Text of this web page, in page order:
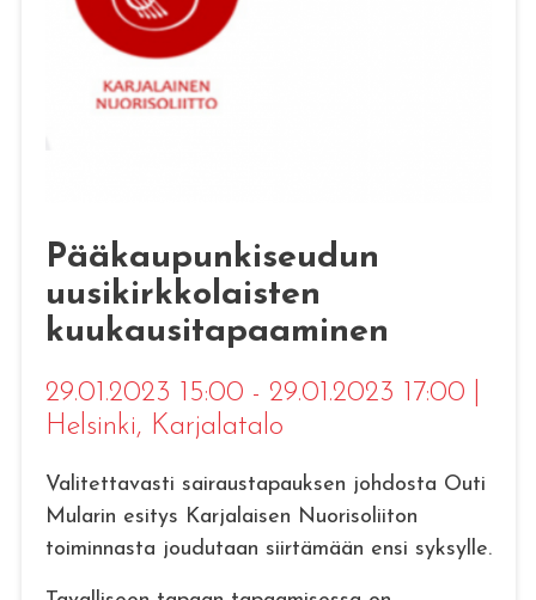
Pääkaupunkiseudun
uusikirkkolaisten
kuukausitapaaminen
29.01.2023 15:00 - 29.01.2023 17:00
Helsinki, Karjalatalo
Valitettavasti sairaustapauksen johdosta Outi
Mularin esitys Karjalaisen Nuorisoliiton
toiminnasta​ joudutaan siirtämään ensi syksylle.